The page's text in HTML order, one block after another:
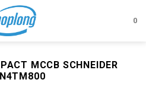
0
MCCB SCHNEIDER